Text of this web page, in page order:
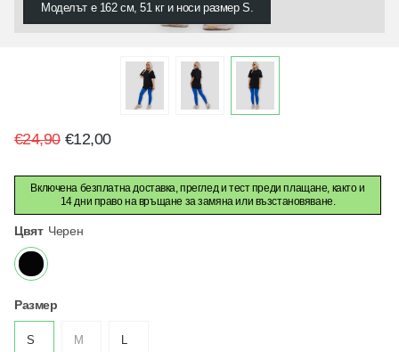
Моделът е 162 см, 51 кг и носи размер S.
€24,90 €12,00
Включена безплатна доставка, преглед и тест преди плащане, както и
14 дни право на връщане за замяна или възстановяване.
Цвят Черен
Размер
S M L